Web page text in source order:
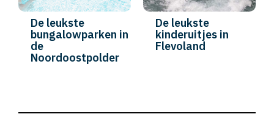
De leukste
bungalowparken in
de
Noordoostpolder
De leukste
kinderuitjes in
Flevoland